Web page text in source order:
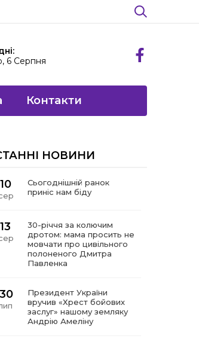
6 Серпня
Контакти
НОВИНИ
Сьогоднішній ранок
приніс нам біду
30-річчя за колючим
дротом: мама просить не
мовчати про цивільного
полоненого Дмитра
Павленка
Президент України
вручив «Хрест бойових
заслуг» нашому земляку
Андрію Амеліну